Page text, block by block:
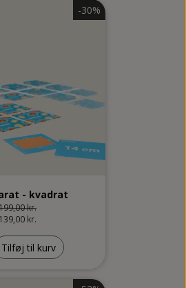
-30%
- kvadrat
kr.
139,00 kr.
Tilføj til kurv